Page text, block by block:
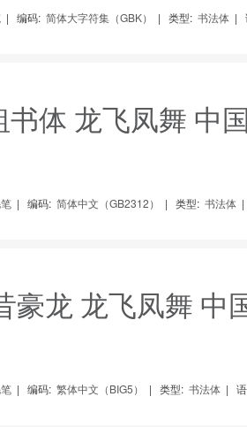
| 编码: 简体大字符集（GBK） | 类型: 书法体 |
书体 龙飞凤舞 中
| 编码: 简体中文（GB2312） | 类型: 书法体
豪龙 龙飞凤舞 中
| 编码: 繁体中文（BIG5） | 类型: 书法体 |